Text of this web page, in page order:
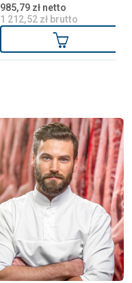
985,79 zł netto
1 212,52 zł brutto
Dodaj do